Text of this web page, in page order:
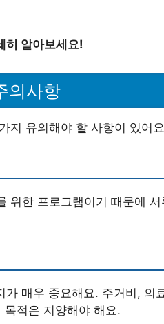
히 알아보세요!
의사항
지 유의해야 할 사항이 있어
위한 프로그램이기 때문에
가 매우 중요해요. 주거비, 의
적은 지양해야 해요.